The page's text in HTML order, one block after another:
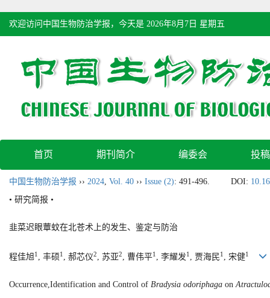
欢迎访问中国生物防治学报，今天是 2026年8月7日 星期五
首页 期刊简介 编委会 投
中国生物防治学报 ›› 2024, Vol. 40 ›› Issue (2): 491-496. DOI:
• 研究简报 •
韭菜迟眼蕈蚊在北苍术上的发生、鉴定与防治
程佳旭1 , 丰硕1 , 郝芯仪2, 苏亚2, 曹伟平1 , 李耀发1 , 贾海民1 , 宋健1
Occurrence,Identification and Control of Bradysia odoriphaga on